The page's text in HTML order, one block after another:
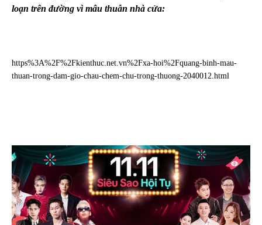
loạn trên đường vì mâu thuẫn nhà cửa:
https%3A%2F%2Fkienthuc.net.vn%2Fxa-hoi%2Fquang-binh-mau-
thuan-trong-dam-gio-chau-chem-chu-trong-thuong-2040012.html